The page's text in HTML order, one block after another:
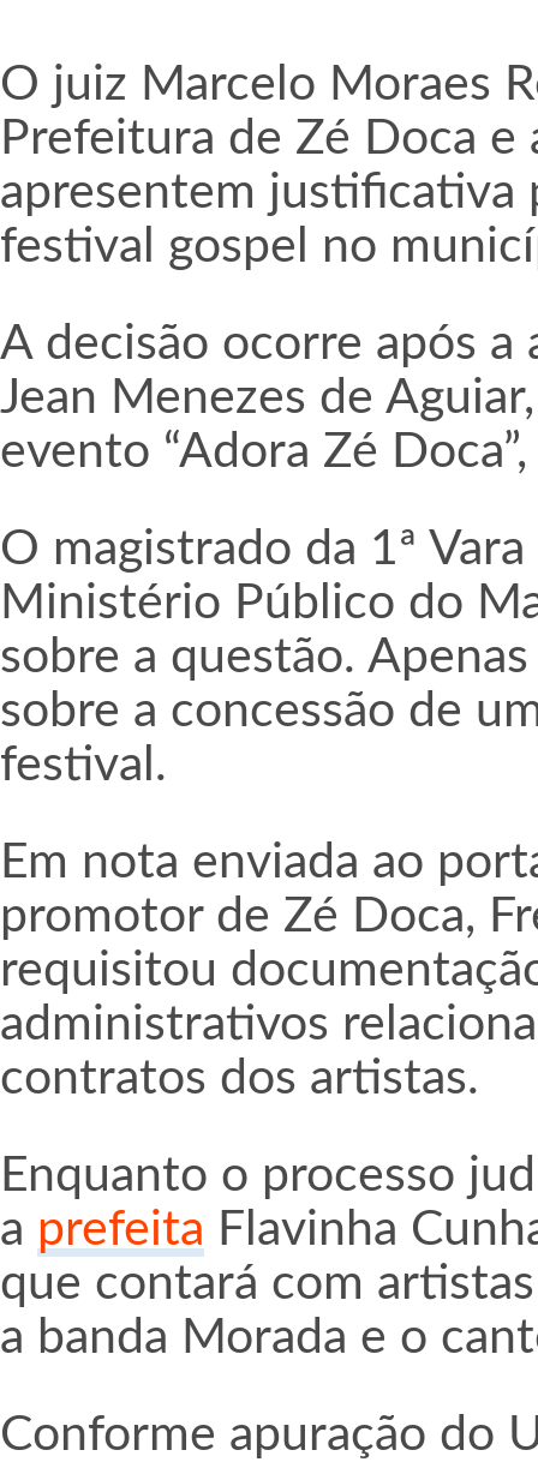
O juiz Marcelo Moraes
Prefeitura de Zé Doca e
apresentem justificativa
festival gospel no
A decisão ocorre após a
Jean Menezes de
evento “Adora Zé
O magistrado da 1ª
Ministério Público do
sobre a questão.
sobre a concessão de
festival.
Em nota enviada ao
promotor de Zé Doca,
requisitou
administrativos
contratos dos artistas.
Enquanto o processo
a prefeita Flavinha
que contará com
a banda Morada e o
Conforme apuração do